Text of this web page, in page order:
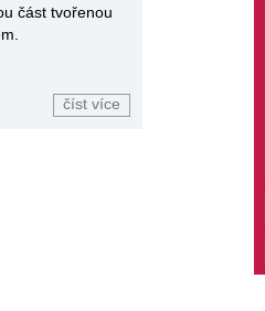
část tvořenou
číst více